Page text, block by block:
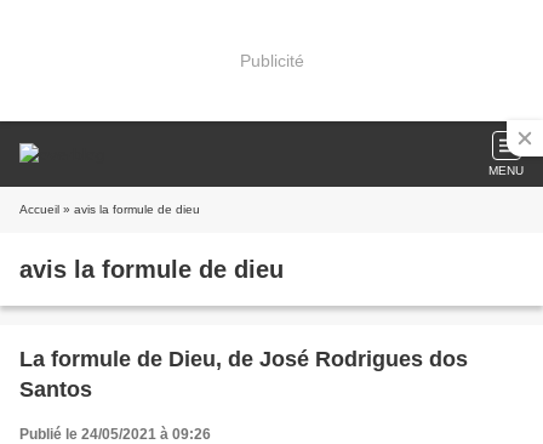
Publicité
MENU
Accueil » avis la formule de dieu
avis la formule de dieu
La formule de Dieu, de José Rodrigues dos
Santos
Publié le 24/05/2021 à 09:26